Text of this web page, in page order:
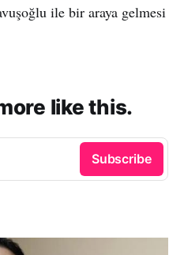
ile bir araya gelmesi
like this.
Subscribe